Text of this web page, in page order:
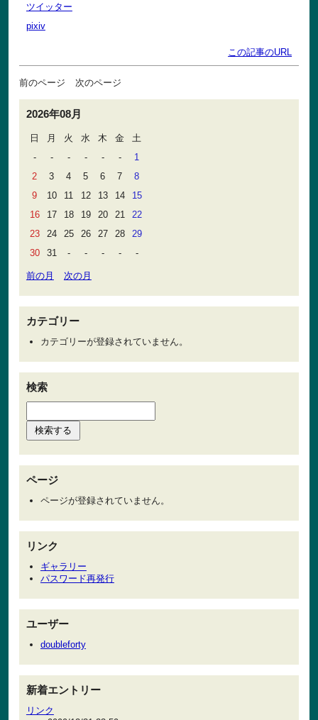
ツイッター
pixiv
この記事のURL
前のページ 次のページ
2026年08月
日 月 火 水 木 金
土
-
- - - - -
1
2
3 4 5 6 7
8
9
10 11 12 13 14
15
16
17 18 19 20 21
22
23
24 25 26 27 28
29
30
31 - - - - -
前の月 次の月
カテゴリー
カテゴリーが登録されていません。
検索
ページ
ページが登録されていません。
リンク
ギャラリー
パスワード再発行
ユーザー
doubleforty
新着エントリー
リンク